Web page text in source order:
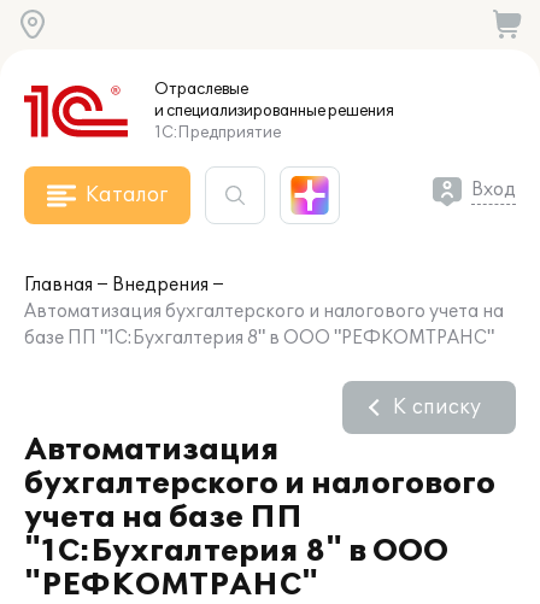
Отраслевые
и специализированныерешения
1С:Предприятие
Каталог Вход
Главная
Внедрения
Автоматизация бухгалтерского и налогового учета на
базе ПП "1С:Бухгалтерия 8" в ООО "РЕФКОМТРАНС"
Автоматизация
бухгалтерского и налогового
учета на базе ПП
"1С:Бухгалтерия 8" в ООО
"РЕФКОМТРАНС"
К списку